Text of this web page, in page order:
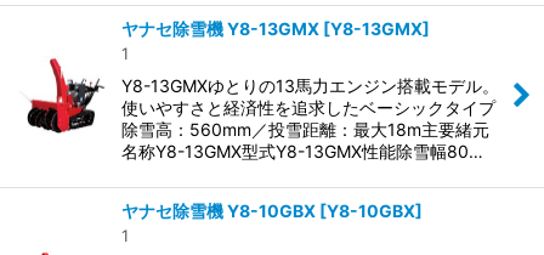
ヤナセ除雪機 Y8-13GMX [Y8-13GMX]
1
Y8-13GMXゆとりの13馬力エンジン搭載モデル。
使いやすさと経済性を追求したベーシックタイプ
除雪高：560mm／投雪距離：最大18m主要緒元
名称Y8-13GMX型式Y8-13GMX性能除雪幅80…
ヤナセ除雪機 Y8-10GBX [Y8-10GBX]
1